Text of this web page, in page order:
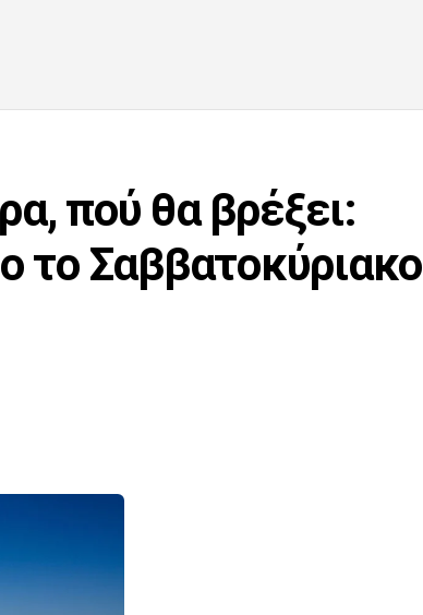
πού θα βρέξει:
το Σαββατοκύριακο